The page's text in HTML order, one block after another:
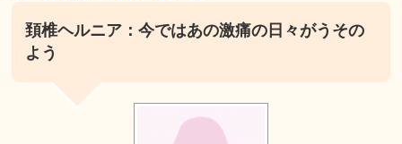
頚椎ヘルニア：今ではあの激痛の日々がうその
よう